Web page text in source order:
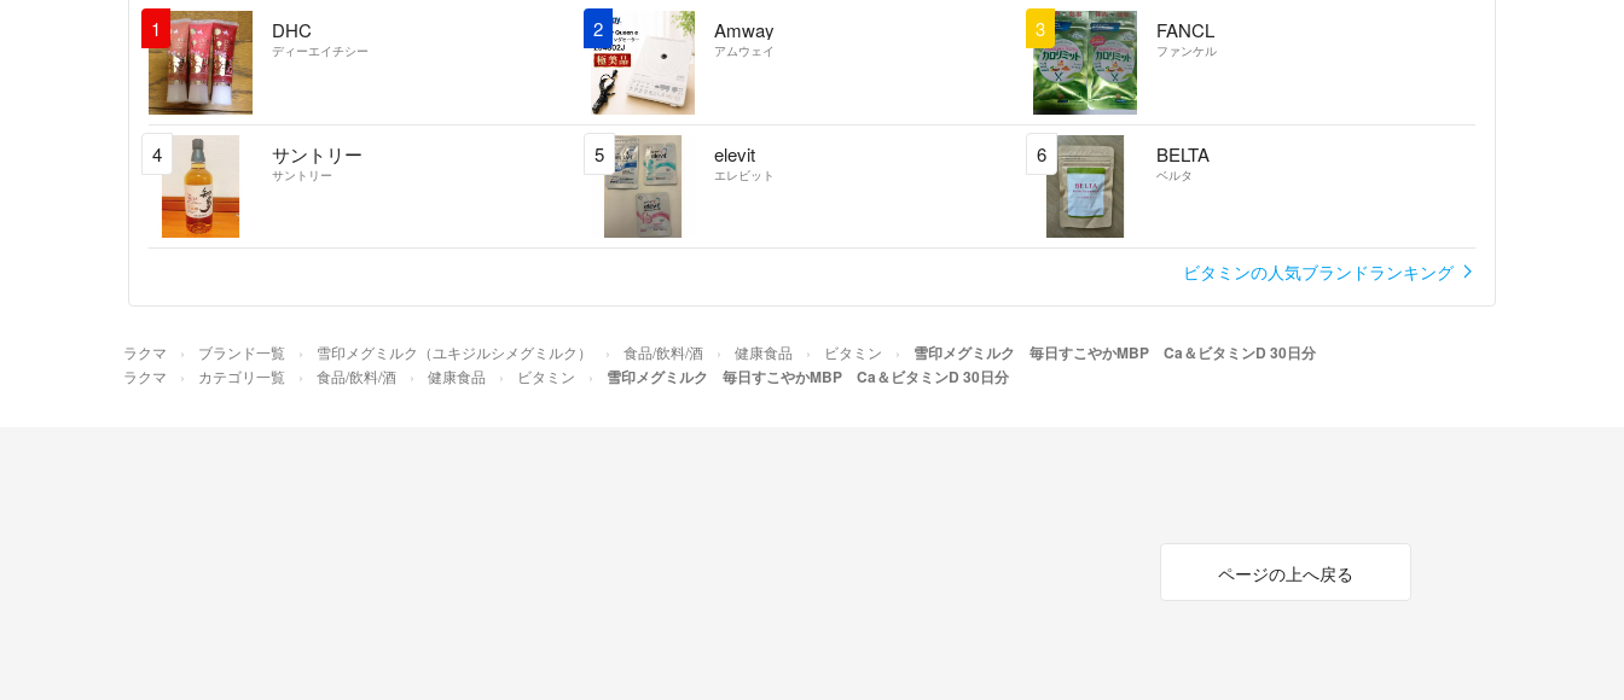
1 DHC
ディーエイチシー
2 Amway
アムウェイ
3 FANCL
ファンケル
4 サントリー
サントリー
5 elevit
エレビット
6 BELTA
ベルタ
ビタミンの人気ブランドランキング
ラクマ ブランド一覧 雪印メグミルク（ユキジルシメグミルク） 食品/飲料/酒 健康食品 ビタミン 雪印メグミルク 毎日すこやかMBP Ca＆ビタミンD 30日分
ラクマ カテゴリ一覧 食品/飲料/酒 健康食品 ビタミン 雪印メグミルク 毎日すこやかMBP Ca＆ビタミンD 30日分
ページの上へ戻る